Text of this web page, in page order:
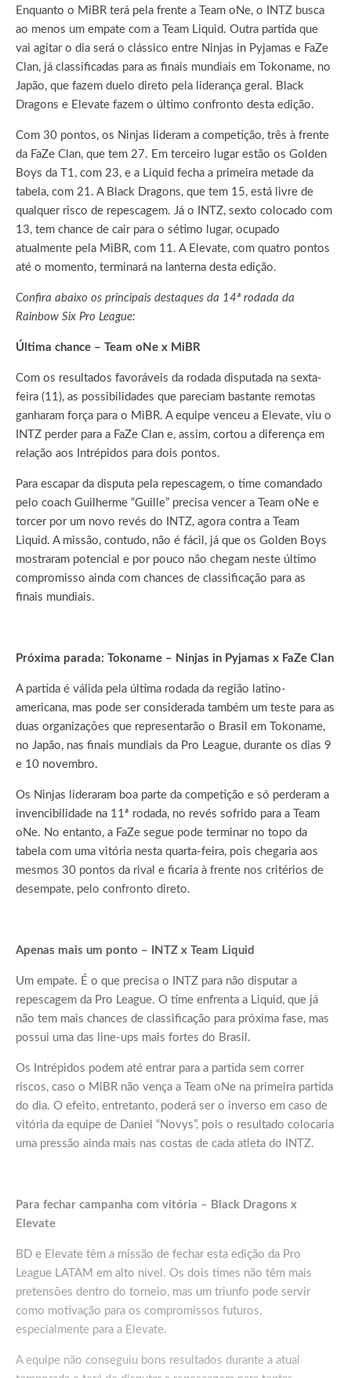
Enquanto o MiBR terá pela frente a Team oNe, o INTZ busca
ao menos um empate com a Team Liquid. Outra partida que
vai agitar o dia será o clássico entre Ninjas in Pyjamas e FaZe
Clan, já classificadas para as finais mundiais em Tokoname, no
Japão, que fazem duelo direto pela liderança geral. Black
Dragons e Elevate fazem o último confronto desta edição.
Com 30 pontos, os Ninjas lideram a competição, três à frente
da FaZe Clan, que tem 27. Em terceiro lugar estão os Golden
Boys da T1, com 23, e a Liquid fecha a primeira metade da
tabela, com 21. A Black Dragons, que tem 15, está livre de
qualquer risco de repescagem. Já o INTZ, sexto colocado com
13, tem chance de cair para o sétimo lugar, ocupado
atualmente pela MiBR, com 11. A Elevate, com quatro pontos
até o momento, terminará na lanterna desta edição.
Confira abaixo os principais destaques da 14ª rodada da
Rainbow Six Pro League:
Última chance – Team oNe x MiBR
Com os resultados favoráveis da rodada disputada na sexta-
feira (11), as possibilidades que pareciam bastante remotas
ganharam força para o MiBR. A equipe venceu a Elevate, viu o
INTZ perder para a FaZe Clan e, assim, cortou a diferença em
relação aos Intrépidos para dois pontos.
Para escapar da disputa pela repescagem, o time comandado
pelo coach Guilherme “Guille” precisa vencer a Team oNe e
torcer por um novo revés do INTZ, agora contra a Team
Liquid. A missão, contudo, não é fácil, já que os Golden Boys
mostraram potencial e por pouco não chegam neste último
compromisso ainda com chances de classificação para as
finais mundiais.
Próxima parada: Tokoname – Ninjas in Pyjamas x FaZe Clan
A partida é válida pela última rodada da região latino-
americana, mas pode ser considerada também um teste para as
duas organizações que representarão o Brasil em Tokoname,
no Japão, nas finais mundiais da Pro League, durante os dias 9
e 10 novembro.
Os Ninjas lideraram boa parte da competição e só perderam a
invencibilidade na 11ª rodada, no revés sofrido para a Team
oNe. No entanto, a FaZe segue pode terminar no topo da
tabela com uma vitória nesta quarta-feira, pois chegaria aos
mesmos 30 pontos da rival e ficaria à frente nos critérios de
desempate, pelo confronto direto.
Apenas mais um ponto – INTZ x Team Liquid
Um empate. É o que precisa o INTZ para não disputar a
repescagem da Pro League. O time enfrenta a Liquid, que já
não tem mais chances de classificação para próxima fase, mas
possui uma das line-ups mais fortes do Brasil.
Os Intrépidos podem até entrar para a partida sem correr
riscos, caso o MiBR não vença a Team oNe na primeira partida
do dia. O efeito, entretanto, poderá ser o inverso em caso de
vitória da equipe de Daniel “Novys”, pois o resultado colocaria
uma pressão ainda mais nas costas de cada atleta do INTZ.
Para fechar campanha com vitória – Black Dragons x
Elevate
BD e Elevate têm a missão de fechar esta edição da Pro
League LATAM em alto nível. Os dois times não têm mais
pretensões dentro do torneio, mas um triunfo pode servir
como motivação para os compromissos futuros,
especialmente para a Elevate.
A equipe não conseguiu bons resultados durante a atual